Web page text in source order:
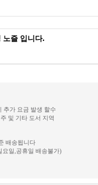
노즐 입니다.
추가 요금 발생 할수
및 기타 도서 지역
배송됩니다
요일,공휴일 배송불가)